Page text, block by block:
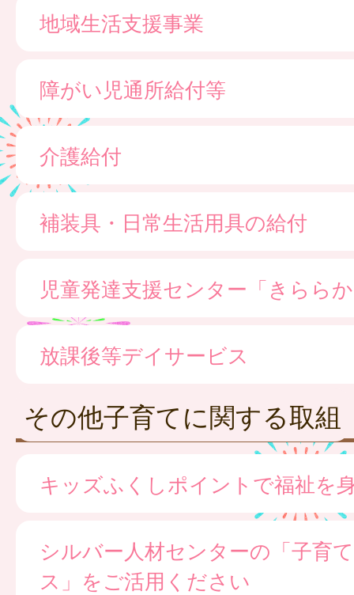
地域生活支援事業
障がい児通所給付等
介護給付
補装具・日常生活用具の給付
児童発達支援センター「きらら
放課後等デイサービス
その他子育てに関する取組
キッズふくしポイントで福祉を
シルバー人材センターの「子育
ス」をご活用ください